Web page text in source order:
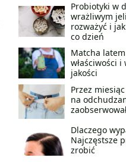
Probiotyki w
wrażliwym
rozważyć i
co dzień
Matcha
właściwości
jakości
Przez
na
Dlaczego
Najczęstsze
zrobić